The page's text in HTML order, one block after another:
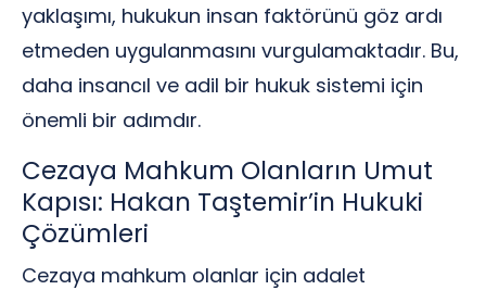
yaklaşımı, hukukun insan faktörünü göz ardı
etmeden uygulanmasını vurgulamaktadır. Bu,
daha insancıl ve adil bir hukuk sistemi için
önemli bir adımdır.
Cezaya Mahkum Olanların Umut
Kapısı: Hakan Taştemir’in Hukuki
Çözümleri
Cezaya mahkum olanlar için adalet